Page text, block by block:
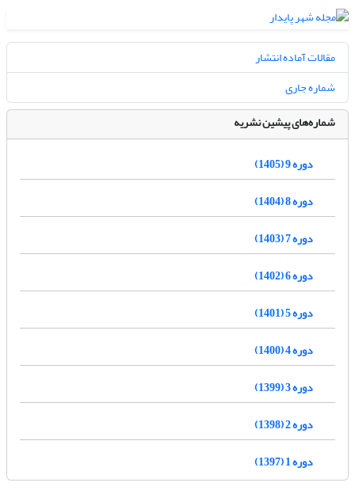
مقالات آماده انتشار
شماره جاری
شماره‌های پیشین نشریه
دوره 9 (1405)
دوره 8 (1404)
دوره 7 (1403)
دوره 6 (1402)
دوره 5 (1401)
دوره 4 (1400)
دوره 3 (1399)
دوره 2 (1398)
دوره 1 (1397)